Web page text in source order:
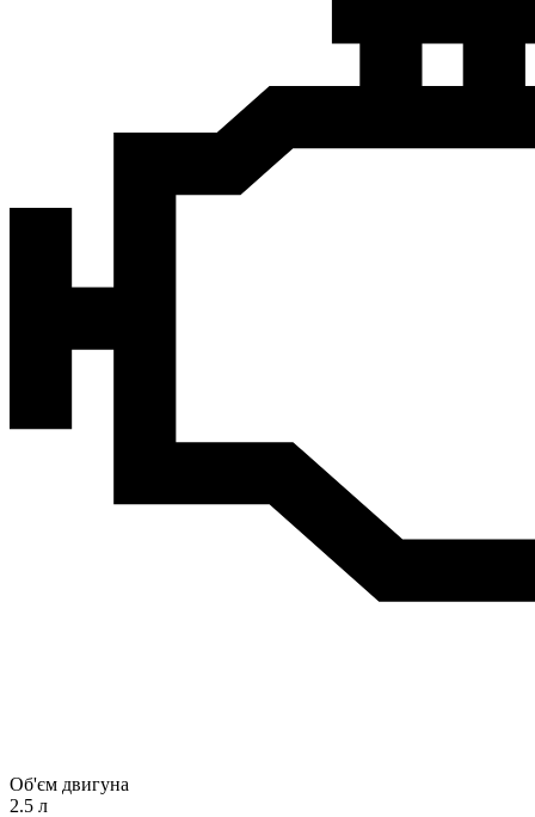
Об'єм двигуна
2.5 л